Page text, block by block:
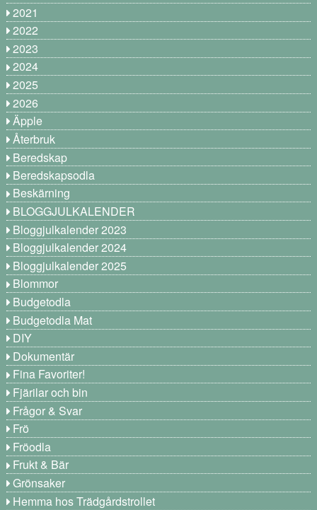
2021
2022
2023
2024
2025
2026
Äpple
Återbruk
Beredskap
Beredskapsodla
Beskärning
BLOGGJULKALENDER
Bloggjulkalender 2023
Bloggjulkalender 2024
Bloggjulkalender 2025
Blommor
Budgetodla
Budgetodla Mat
DIY
Dokumentär
Fina Favoriter!
Fjärilar och bin
Frågor & Svar
Frö
Fröodla
Frukt & Bär
Grönsaker
Hemma hos Trädgårdstrollet